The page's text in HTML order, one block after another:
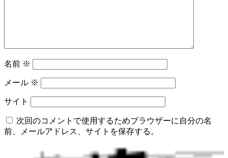
名前 ※
メール ※
サイト
次回のコメントで使用するためブラウザーに自分の名
前、メールアドレス、サイトを保存する。